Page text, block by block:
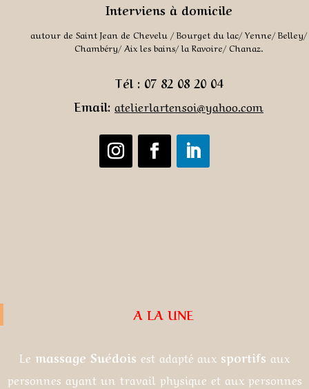
Interviens à domicile
autour de Saint Jean de Chevelu / Bourget du lac/ Yenne/ Belley/
Chambéry/ Aix les bains/ la Ravoire/ Chanaz.
Tél : 07 82 08 20 04
Email: atelierlartensoi@yahoo.com
A LA UNE
Le massage Suédois est adapté aux sportifs aux
personnes ayant un travail physique et aux personnes